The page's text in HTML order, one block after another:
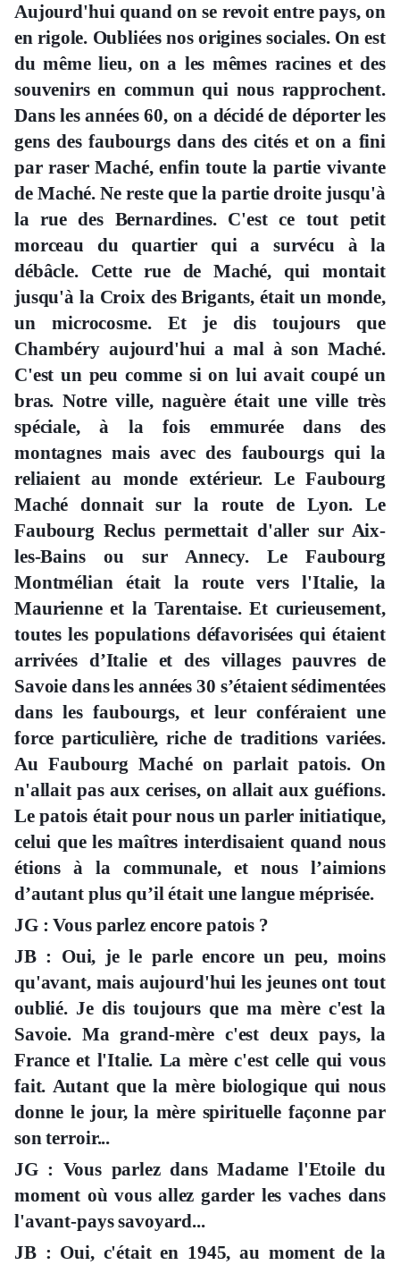
Aujourd'hui quand on se revoit entre pays, on
en rigole. Oubliées nos origines sociales. On est
du même lieu, on a les mêmes racines et des
souvenirs en commun qui nous rapprochent.
Dans les années 60, on a décidé de déporter les
gens des faubourgs dans des cités et on a fini
par raser Maché, enfin toute la partie vivante
de Maché. Ne reste que la partie droite jusqu'à
la rue des Bernardines. C'est ce tout petit
morceau du quartier qui a survécu à la
débâcle. Cette rue de Maché, qui montait
jusqu'à la Croix des Brigants, était un monde,
un microcosme. Et je dis toujours que
Chambéry aujourd'hui a mal à son Maché.
C'est un peu comme si on lui avait coupé un
bras. Notre ville, naguère était une ville très
spéciale, à la fois emmurée dans des
montagnes mais avec des faubourgs qui la
reliaient au monde extérieur. Le Faubourg
Maché donnait sur la route de Lyon. Le
Faubourg Reclus permettait d'aller sur Aix-
les-Bains ou sur Annecy. Le Faubourg
Montmélian était la route vers l'Italie, la
Maurienne et la Tarentaise. Et curieusement,
toutes les populations défavorisées qui étaient
arrivées d’Italie et des villages pauvres de
Savoie dans les années 30 s’étaient sédimentées
dans les faubourgs, et leur conféraient une
force particulière, riche de traditions variées.
Au Faubourg Maché on parlait patois. On
n'allait pas aux cerises, on allait aux guéfions.
Le patois était pour nous un parler initiatique,
celui que les maîtres interdisaient quand nous
étions à la communale, et nous l’aimions
d’autant plus qu’il était une langue méprisée.
JG : Vous parlez encore patois ?
JB : Oui, je le parle encore un peu, moins
qu'avant, mais aujourd'hui les jeunes ont tout
oublié. Je dis toujours que ma mère c'est la
Savoie. Ma grand-mère c'est deux pays, la
France et l'Italie. La mère c'est celle qui vous
fait. Autant que la mère biologique qui nous
donne le jour, la mère spirituelle façonne par
son terroir...
JG : Vous parlez dans Madame l'Etoile du
moment où vous allez garder les vaches dans
l'avant-pays savoyard...
JB : Oui, c'était en 1945, au moment de la